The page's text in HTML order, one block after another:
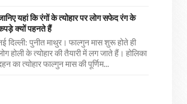
यहां कि रंगों के त्योहार पर लोग सफेद रंग के
क्यों पहनते हैं
दिल्ली: पुनीत माथुर। फाल्गुन मास शुरू होते ही
होली के त्योहार की तैयारी में लग जाते हैं। होलिका
का त्योहार फाल्गुन मास की पूर्णिम...